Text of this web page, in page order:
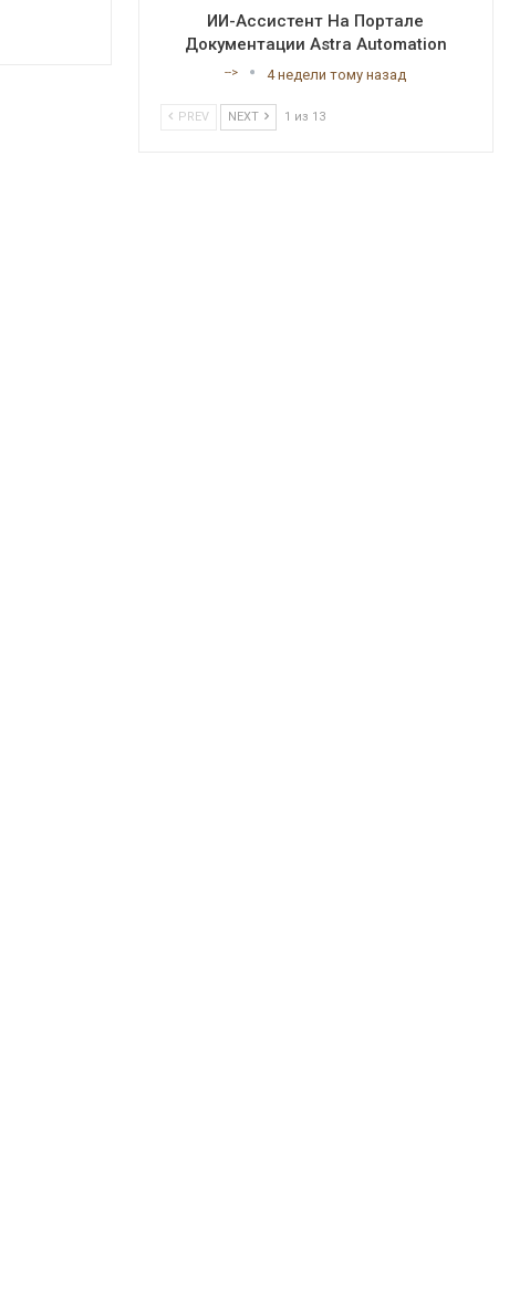
ИИ-Ассистент На Портале
Документации Astra Automation
--> 4 недели тому назад
PREV NEXT 1 из 13